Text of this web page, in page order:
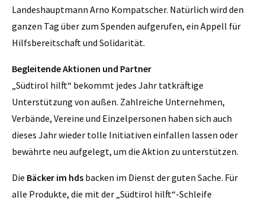
Landeshauptmann Arno Kompatscher. Natürlich wird den
ganzen Tag über zum Spenden aufgerufen, ein Appell für
Hilfsbereitschaft und Solidarität.
Begleitende Aktionen und Partner
„Südtirol hilft“ bekommt jedes Jahr tatkräftige
Unterstützung von außen. Zahlreiche Unternehmen,
Verbände, Vereine und Einzelpersonen haben sich auch
dieses Jahr wieder tolle Initiativen einfallen lassen oder
bewährte neu aufgelegt, um die Aktion zu unterstützen.
Die Bäcker im hds backen im Dienst der guten Sache. Für
alle Produkte, die mit der „Südtirol hilft“-Schleife